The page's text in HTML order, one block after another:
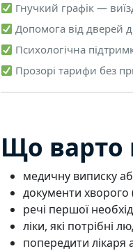
Гнучкий графік —
Допомога від дверей
Психологічна
Прозорі тарифи без
Що варто
медичну виписку
документи хворого
речі першої
ліки, які потрібні
попередити лікаря